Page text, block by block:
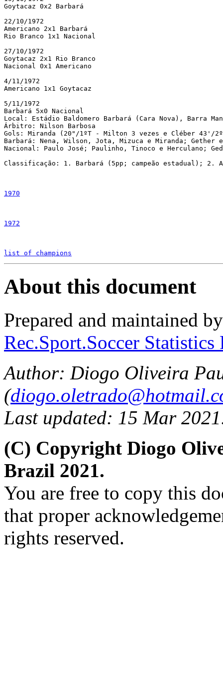
Goytacaz 0x2 Barbará
22/10/1972
Americano 2x1 Barbará
Rio Branco 1x1 Nacional
27/10/1972
Goytacaz 2x1 Rio Branco
Nacional 0x1 Americano
4/11/1972
Americano 1x1 Goytacaz
5/11/1972
Barbará 5x0 Nacional
Local: Estádio Baldomero Barbará (Cara Nova), Barra
Árbitro: Nilson Barbosa
Gols: Miranda (20"/1ºT - Milton 3 vezes e Cléber 43'/
Barbará: Nena, Wilson, Jota, Mizuca e Miranda;
Nacional: Paulo José; Paulinho, Tinoco e Herculano;
Classificação: 1. Barbará (5pp; campeão estadual); 2.
1970
1972
list of champions
About this document
Prepared and maintained
Rec.Sport.Soccer
Author: Diogo Oliveira
(
Last updated: 15 Mar
(C) Copyright Diogo
Brazil 2021.
You are free to copy this
that proper
rights reserved.